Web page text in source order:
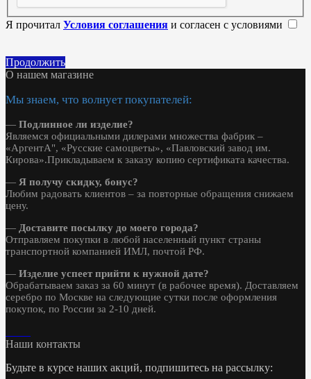
Я прочитал Условия соглашения и согласен с условиями
Продолжить
О нашем магазине
Мы знаем, что волнует покупателей:
— Подлинное ли изделие?
Являемся официальными дилерами множества фабрик –
«АргентА", «Русские самоцветы», «Павловский завод им.
Кирова».Прикладываем к заказу копию сертификата качества.
— Я получу скидку, бонус?
Любим радовать клиентов – за повторные обращения снижаем
цену.
— Доставите посылку до моего города?
Отправляем покупки в любой населенный пункт страны
транспортной компанией ИМЛ, почтой РФ.
— Изделие успеет прийти к нужной дате?
Обрабатываем заказ за 60 минут (в рабочее время). Доставляем
серебро по Москве на следующие сутки после оформления
покупок, по России за 2-10 дней.
Наши контакты
Будьте в курсе наших акций, подпишитесь на рассылку: